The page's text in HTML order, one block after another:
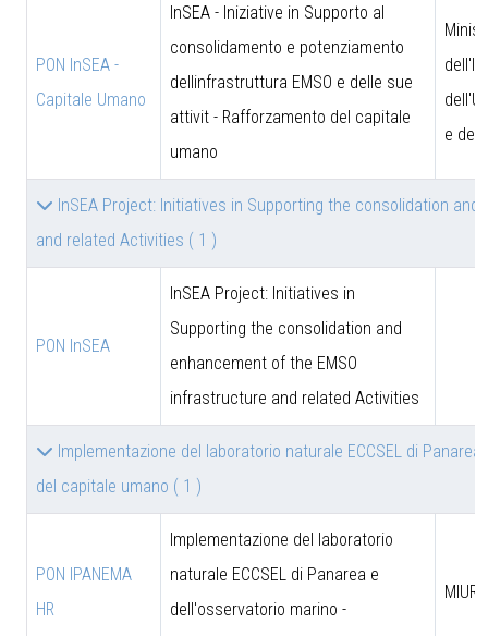
PON InSEA -
Capitale Umano
InSEA - Iniziative in Supporto al
consolidamento e potenziamento
dellinfrastruttura EMSO e delle sue
attivit - Rafforzamento del capitale
umano
e
InSEA Project: Initiatives in Supporting the consolidation
and related Activities ( 1 )
PON InSEA
InSEA Project: Initiatives in
Supporting the consolidation and
enhancement of the EMSO
infrastructure and related Activities
Implementazione del laboratorio naturale ECCSEL di
del capitale umano ( 1 )
PON IPANEMA
HR
Implementazione del laboratorio
naturale ECCSEL di Panarea e
dell'osservatorio marino -
MIUR